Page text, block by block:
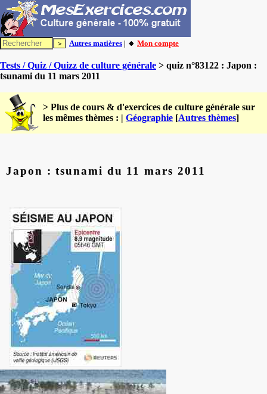
Autres matières | 🔸 Mon compte
Tests / Quiz / Quizz de culture générale > quiz n°83122 : Japon :
tsunami du 11 mars 2011
> Plus de cours & d'exercices de culture générale sur
les mêmes thèmes : | Géographie [Autres thèmes]
Japon : tsunami du 11 mars 2011